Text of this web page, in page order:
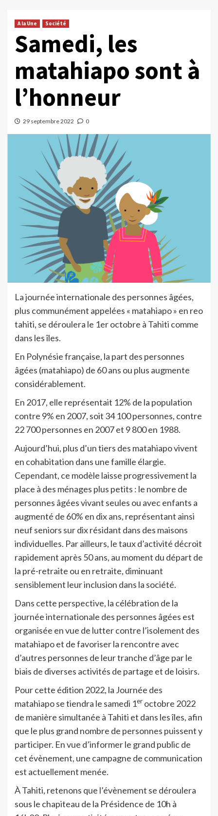
A la Une Société
Samedi, les
matahiapo sont à
l’honneur
29 septembre 2022 0
La journée internationale des personnes âgées,
plus communément appelées « matahiapo » en reo
tahiti, se déroulera le 1er octobre à Tahiti comme
dans les îles.
En Polynésie française, la part des personnes
âgées (matahiapo) de 60 ans ou plus augmente
considérablement.
En 2017, elle représentait 12% de la population
contre 9% en 2007, soit 34 100 personnes, contre
22 700 personnes en 2007 et 9 800 en 1988.
Aujourd’hui, plus d’un tiers des matahiapo vivent
en cohabitation dans une famille élargie.
Cependant, ce modèle laisse progressivement la
place à des ménages plus petits : le nombre de
personnes âgées vivant seules ou avec enfants a
augmenté de 60% en dix ans, représentant ainsi
neuf seniors sur dix résidant dans des maisons
individuelles. Par ailleurs, le taux d’activité décroit
rapidement après 50 ans, au moment du départ de
la pré-retraite ou en retraite, diminuant
sensiblement leur inclusion dans la société.
Dans cette perspective, la célébration de la
journée internationale des personnes âgées est
organisée en vue de lutter contre l’isolement des
matahiapo et de favoriser la rencontre avec
d’autres personnes de leur tranche d’âge par le
biais de diverses activités de partage et de loisirs.
Pour cette édition 2022, la Journée des
matahiapo se tiendra le samedi 1er octobre 2022
de manière simultanée à Tahiti et dans les îles, afin
que le plus grand nombre de personnes puissent y
participer. En vue d’informer le grand public de
cet évènement, une campagne de communication
est actuellement menée.
À Tahiti, retenons que l’évènement se déroulera
sous le chapiteau de la Présidence de 10h à